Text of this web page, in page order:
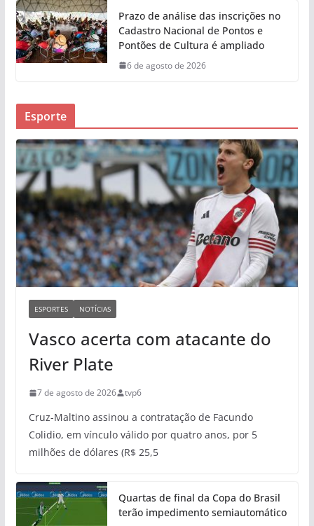
Prazo de análise das inscrições no
Cadastro Nacional de Pontos e
Pontões de Cultura é ampliado
6 de agosto de 2026
Esporte
ESPORTES NOTÍCIAS
Vasco acerta com atacante do
River Plate
7 de agosto de 2026 tvp6
Cruz-Maltino assinou a contratação de Facundo
Colidio, em vínculo válido por quatro anos, por 5
milhões de dólares (R$ 25,5
Quartas de final da Copa do Brasil
terão impedimento semiautomático